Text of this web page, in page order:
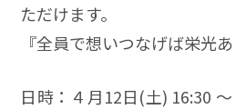
ただけます。
『全員で想いつなげば栄光あ
日時：４月12日(土)